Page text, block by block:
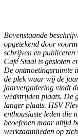
Bovenstaande
opgetekend door
schrijven en
Café Staal is gesloten
De ontmoetingsruimte
de plek waar wij de
jaarvergadering vindt
wedstrijden plaats. De
langer plaats. HSV
enthousiaste leden die
beoefenen maar altijd
werkzaamheden op